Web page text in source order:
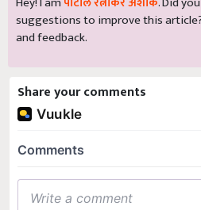
suggestions to improve this
and feedback.
Share your comments